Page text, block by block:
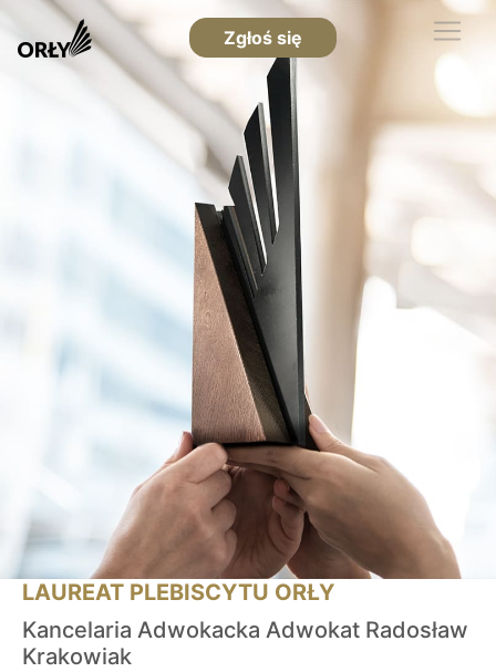
Zgłoś się
LAUREAT PLEBISCYTU ORŁY
Kancelaria Adwokacka Adwokat Radosław
Krakowiak